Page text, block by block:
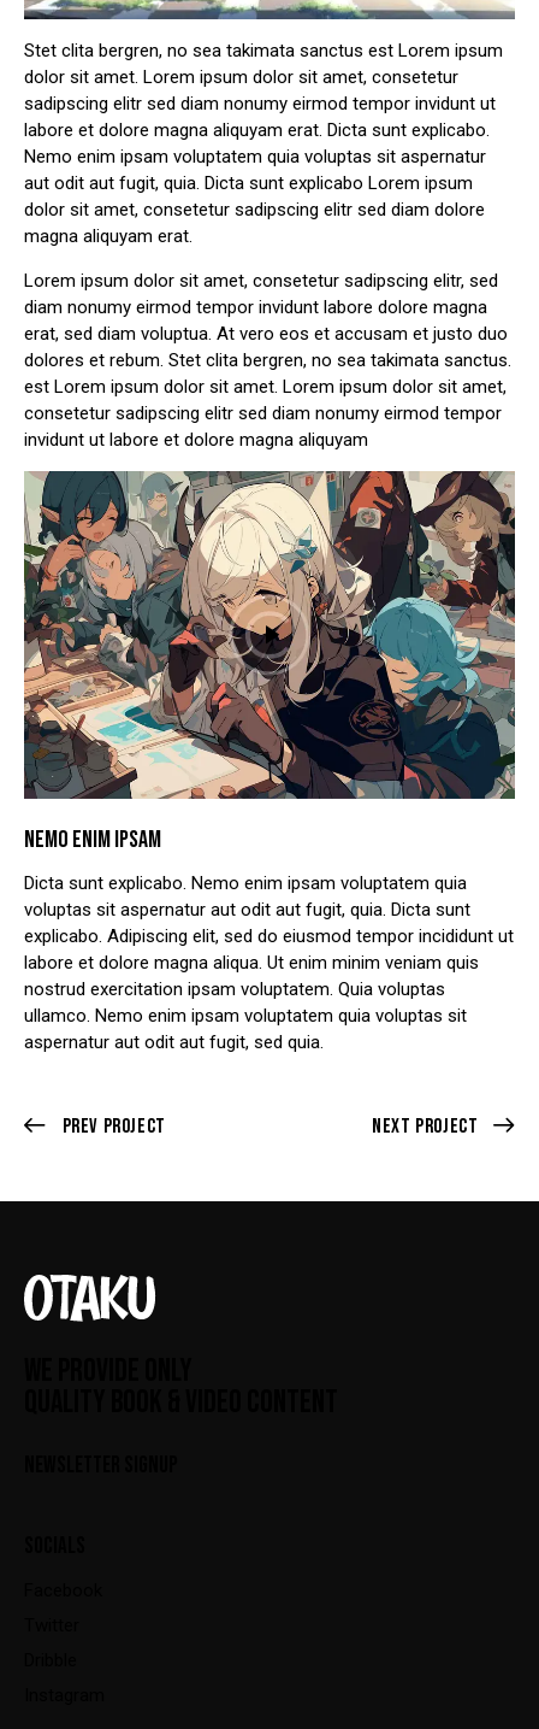
Stet clita bergren, no sea takimata sanctus est Lorem ipsum
dolor sit amet. Lorem ipsum dolor sit amet, consetetur
sadipscing elitr sed diam nonumy eirmod tempor invidunt ut
labore et dolore magna aliquyam erat. Dicta sunt explicabo.
Nemo enim ipsam voluptatem quia voluptas sit aspernatur
aut odit aut fugit, quia. Dicta sunt explicabo Lorem ipsum
dolor sit amet, consetetur sadipscing elitr sed diam dolore
magna aliquyam erat.
Lorem ipsum dolor sit amet, consetetur sadipscing elitr, sed
diam nonumy eirmod tempor invidunt labore dolore magna
erat, sed diam voluptua. At vero eos et accusam et justo duo
dolores et rebum. Stet clita bergren, no sea takimata sanctus.
est Lorem ipsum dolor sit amet. Lorem ipsum dolor sit amet,
consetetur sadipscing elitr sed diam nonumy eirmod tempor
invidunt ut labore et dolore magna aliquyam
NEMO ENIM IPSAM
Dicta sunt explicabo. Nemo enim ipsam voluptatem quia
voluptas sit aspernatur aut odit aut fugit, quia. Dicta sunt
explicabo. Adipiscing elit, sed do eiusmod tempor incididunt ut
labore et dolore magna aliqua. Ut enim minim veniam quis
nostrud exercitation ipsam voluptatem. Quia voluptas
ullamco. Nemo enim ipsam voluptatem quia voluptas sit
aspernatur aut odit aut fugit, sed quia.
Prev Project Next Project